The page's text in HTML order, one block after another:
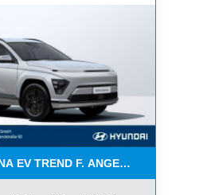
EV TREND F. ANGEST. ÖFF.